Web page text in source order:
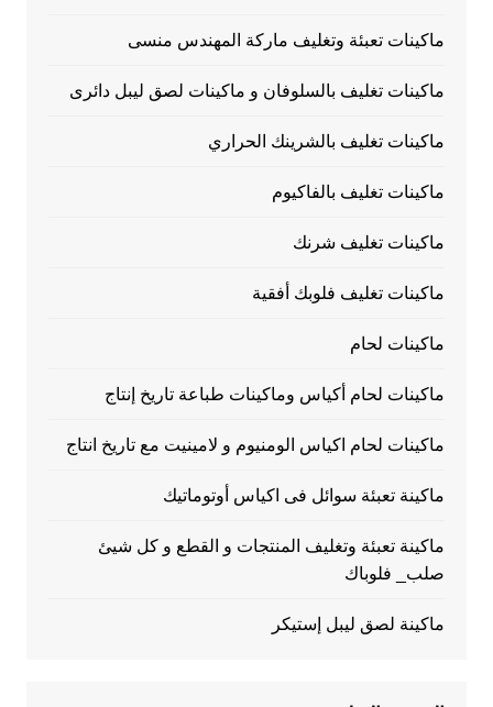
ماكينات تعبئة وتغليف ماركة المهندس منسى
ماكينات تغليف بالسلوفان و ماكينات لصق ليبل دائرى
ماكينات تغليف بالشرينك الحراري
ماكينات تغليف بالفاكيوم
ماكينات تغليف شرنك
ماكينات تغليف فلوبك أفقية
ماكينات لحام
ماكينات لحام أكياس وماكينات طباعة تاريخ إنتاج
ماكينات لحام اكياس الومنيوم و لامينيت مع تاريخ انتاج
ماكينة تعبئة سوائل فى اكياس أوتوماتيك
ماكينة تعبئة وتغليف المنتجات و القطع و كل شيئ
صلب_ فلوباك
ماكينة لصق ليبل إستيكر